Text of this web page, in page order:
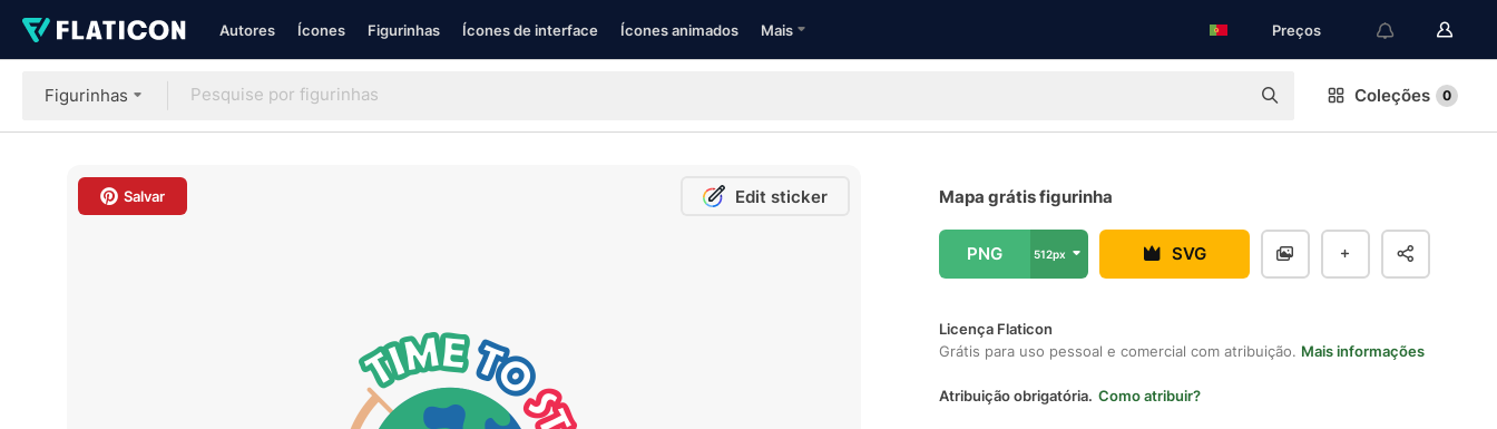
Autores Ícones Figurinhas Ícones de interface Ícones animados Mais Preços
Figurinhas Coleções 0
Salvar Edit sticker Mapa grátis figurinha
PNG 512px SVG
Licença Flaticon
Grátis para uso pessoal e comercial com atribuição. Mais informações
Atribuição obrigatória. Como atribuir?